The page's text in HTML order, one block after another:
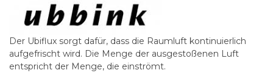
Der Ubiflux sorgt dafür, dass die Raumluft kontinuierlich
aufgefrischt wird. Die Menge der ausgestoßenen Luft
entspricht der Menge, die einströmt.